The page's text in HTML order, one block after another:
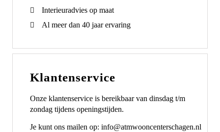
Interieuradvies op maat
Al meer dan 40 jaar ervaring
Klantenservice
Onze klantenservice is bereikbaar van dinsdag t/m
zondag tijdens openingstijden.
Je kunt ons mailen op: info@atmwooncenterschagen.nl